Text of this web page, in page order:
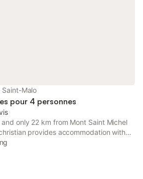
Saint-Malo
pour 4 personnes
only 22 km from Mont Saint Michel
provides accommodation with
WiFi and free private parking.